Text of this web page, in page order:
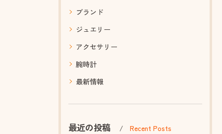
ブランド
ジュエリー
アクセサリー
腕時計
最新情報
最近の投稿 Recent Posts